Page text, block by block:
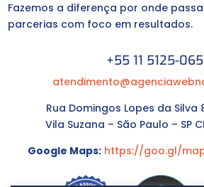
Fazemos a diferença por onde
parcerias com foco em resultados.
+55 11 5125-
Rua Domingos Lopes da Silva
Vila Suzana – São Paulo – SP
Google Maps: https://goo.gl/